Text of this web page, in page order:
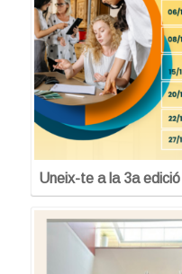
Uneix-te a la 3a